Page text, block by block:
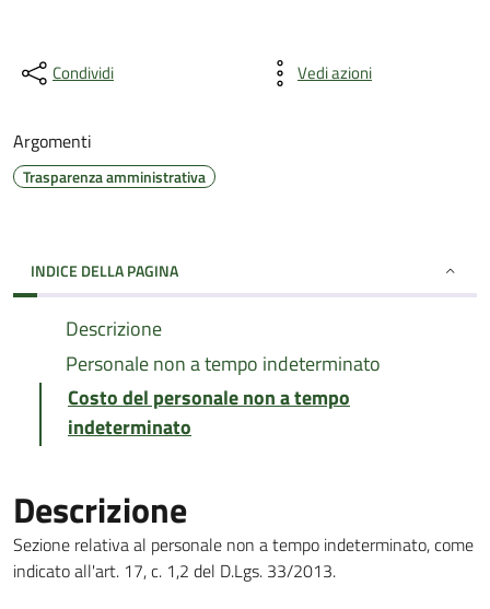
Condividi Vedi azioni
Argomenti
Trasparenza amministrativa
INDICE DELLA PAGINA
Descrizione
Personale non a tempo indeterminato
Costo del personale non a tempo
indeterminato
Descrizione
Sezione relativa al personale non a tempo indeterminato, come
indicato all'art. 17, c. 1,2 del D.Lgs. 33/2013.